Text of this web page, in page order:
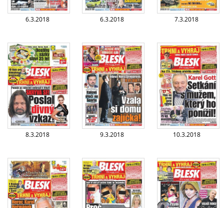
6.3.2018 6.3.2018 7.3.2018
8.3.2018 9.3.2018 10.3.2018